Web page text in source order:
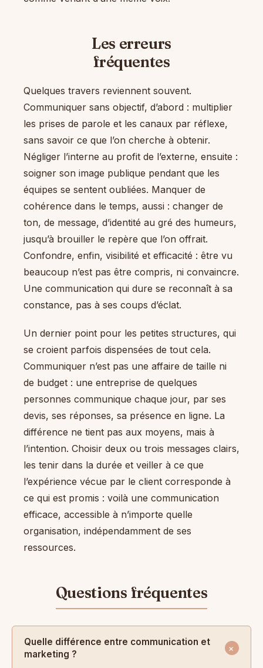
Les erreurs
fréquentes
Quelques travers reviennent souvent.
Communiquer sans objectif, d’abord : multiplier
les prises de parole et les canaux par réflexe,
sans savoir ce que l’on cherche à obtenir.
Négliger l’interne au profit de l’externe, ensuite :
soigner son image publique pendant que les
équipes se sentent oubliées. Manquer de
cohérence dans le temps, aussi : changer de
ton, de message, d’identité au gré des humeurs,
jusqu’à brouiller le repère que l’on offrait.
Confondre, enfin, visibilité et efficacité : être vu
beaucoup n’est pas être compris, ni convaincre.
Une communication qui dure se reconnaît à sa
constance, pas à ses coups d’éclat.
Un dernier point pour les petites structures, qui
se croient parfois dispensées de tout cela.
Communiquer n’est pas une affaire de taille ni
de budget : une entreprise de quelques
personnes communique chaque jour, par ses
devis, ses réponses, sa présence en ligne. La
différence ne tient pas aux moyens, mais à
l’intention. Choisir deux ou trois messages clairs,
les tenir dans la durée et veiller à ce que
l’expérience vécue par le client corresponde à
ce qui est promis : voilà une communication
efficace, accessible à n’importe quelle
organisation, indépendamment de ses
ressources.
Quelle différence entre communication et
marketing ?